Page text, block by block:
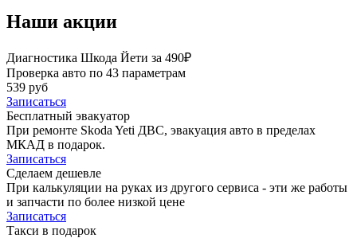
Наши акции
Диагностика Шкода Йети за 490₽
Проверка авто по 43 параметрам
539 руб
Записаться
Бесплатный эвакуатор
При ремонте Skoda Yeti ДВС, эвакуация авто в пределах
МКАД в подарок.
Записаться
Сделаем дешевле
При калькуляции на руках из другого сервиса - эти же работы
и запчасти по более низкой цене
Записаться
Такси в подарок